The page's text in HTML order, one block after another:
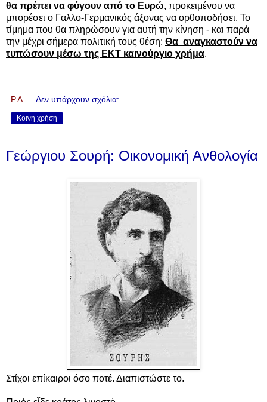
θα πρέπει να φύγουν από το Ευρώ, προκειμένου να
μπορέσει ο Γαλλο-Γερμανικός άξονας να ορθοποδήσει. Το
τίμημα που θα πληρώσουν για αυτή την κίνηση - και παρά
την μέχρι σήμερα πολιτική τους θέση: Θα αναγκαστούν να
τυπώσουν μέσω της ΕΚΤ καινούργιο χρήμα.
P.A. Δεν υπάρχουν σχόλια:
Κοινή χρήση
Γεώργιου Σουρή: Οικονομική Ανθολογία
Στίχοι επίκαιροι όσο ποτέ. Διαπιστώστε το.